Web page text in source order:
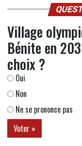
Village
Bénite en
choix ?
Oui
Non
Ne se prononce pas